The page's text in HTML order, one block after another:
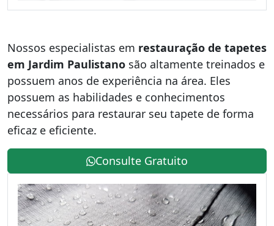
Nossos especialistas em restauração de tapetes
em Jardim Paulistano são altamente treinados e
possuem anos de experiência na área. Eles
possuem as habilidades e conhecimentos
necessários para restaurar seu tapete de forma
eficaz e eficiente.
Consulte Gratuito